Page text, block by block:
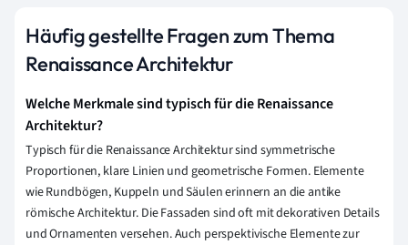
Häufig gestellte Fragen zum Thema
Renaissance Architektur
Welche Merkmale sind typisch für die Renaissance
Architektur?
Typisch für die Renaissance Architektur sind symmetrische
Proportionen, klare Linien und geometrische Formen. Elemente
wie Rundbögen, Kuppeln und Säulen erinnern an die antike
römische Architektur. Die Fassaden sind oft mit dekorativen Details
und Ornamenten versehen. Auch perspektivische Elemente zur